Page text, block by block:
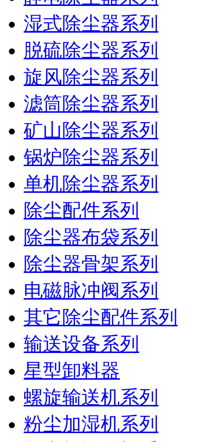
湿式除尘器系列
脱硫除尘器系列
旋风除尘器系列
滤筒除尘器系列
矿山除尘器系列
锅炉除尘器系列
单机除尘器系列
除尘配件系列
除尘器布袋系列
除尘器骨架系列
电磁脉冲阀系列
其它除尘配件系列
输送设备系列
星型卸料器
螺旋输送机系列
粉尘加湿机系列